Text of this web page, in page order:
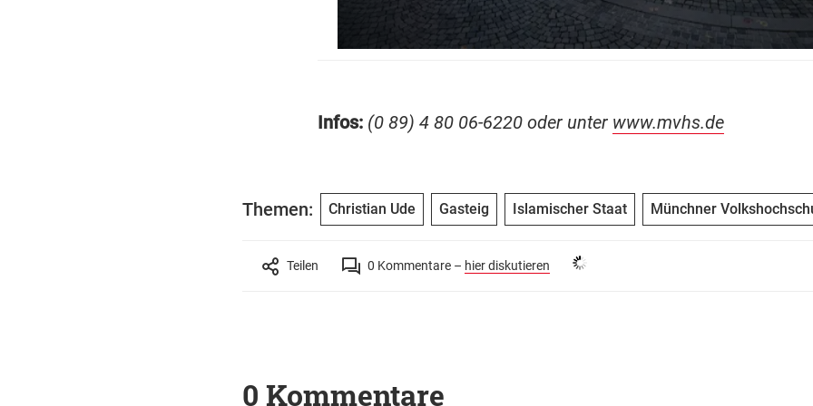
Infos: (0 89) 4 80 06-6220 oder unter www.mvhs.de
Themen: Christian Ude Gasteig Islamischer Staat Münchner
Teilen 0 Kommentare – hier diskutieren
0 Kommentare